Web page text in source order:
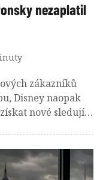
nezaplatil
zákazníků
Disney naopak
nové sledující